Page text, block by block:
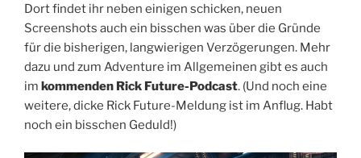
Dort findet ihr neben einigen schicken, neuen
Screenshots auch ein bisschen was über die Gründe
für die bisherigen, langwierigen Verzögerungen. Mehr
dazu und zum Adventure im Allgemeinen gibt es auch
im kommenden Rick Future-Podcast. (Und noch eine
weitere, dicke Rick Future-Meldung ist im Anflug. Habt
noch ein bisschen Geduld!)